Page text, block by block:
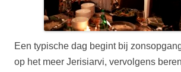
Een typische dag begint bij
op het meer Jerisiarvi, vervolgens